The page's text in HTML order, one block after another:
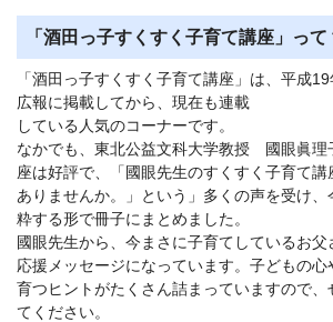
「酒田っ子すくすく子育て講座」って
「酒田っ子すくすく子育て講座」は、平成
広報に掲載してから、現在も連載
している人気のコーナーです。
なかでも、東北公益文科大学教授 國眼眞理
座は好評で、「國眼先生のすくすく子育て講
ありませんか。」という」多くの声を受け、
粋する形で冊子にまとめました。
國眼先生から、今まさに子育てしているお
応援メッセージになっています。子どもの心
育つヒントがたくさん詰まっていますので、
てください。